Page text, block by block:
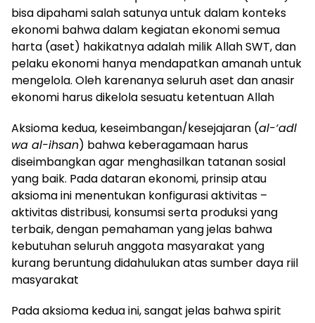
bisa dipahami salah satunya untuk dalam konteks
ekonomi bahwa dalam kegiatan ekonomi semua
harta (aset) hakikatnya adalah milik Allah SWT, dan
pelaku ekonomi hanya mendapatkan amanah untuk
mengelola. Oleh karenanya seluruh aset dan anasir
ekonomi harus dikelola sesuatu ketentuan Allah
Aksioma kedua, keseimbangan/kesejajaran (al-‘adl
wa al-ihsan) bahwa keberagamaan harus
diseimbangkan agar menghasilkan tatanan sosial
yang baik. Pada dataran ekonomi, prinsip atau
aksioma ini menentukan konfigurasi aktivitas –
aktivitas distribusi, konsumsi serta produksi yang
terbaik, dengan pemahaman yang jelas bahwa
kebutuhan seluruh anggota masyarakat yang
kurang beruntung didahulukan atas sumber daya riil
masyarakat
Pada aksioma kedua ini, sangat jelas bahwa spirit